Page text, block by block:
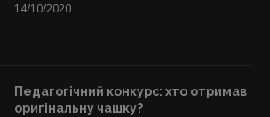
14/10/2020
Педагогічний конкурс: хто отримав
оригінальну чашку?